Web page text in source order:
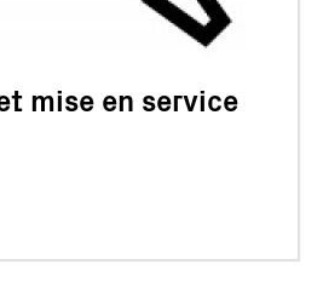
mise en service